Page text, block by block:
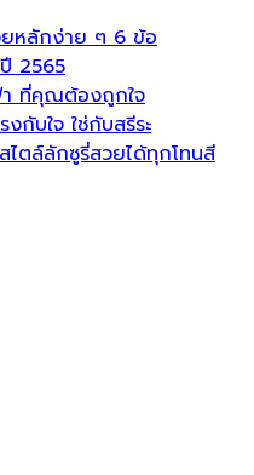
ยหลักง่าย ๆ 6 ข้อ
2565
ที่คุณต้องถูกใจ
กับใจ ใช่กับสรีระ
ตล์ลักซูรี่สวยได้ทุกโทนสี